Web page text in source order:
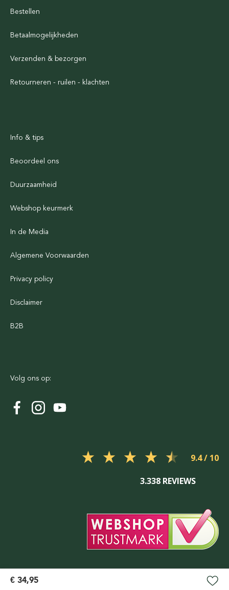
€ 34,95
Bestellen
Betaalmogelijkheden
Verzenden & bezorgen
Retourneren - ruilen - klachten
Info & tips
Beoordeel ons
Duurzaamheid
Webshop keurmerk
In de Media
Algemene Voorwaarden
Privacy policy
Disclaimer
B2B
Volg ons op:
9.4
3.338 REVIEWS